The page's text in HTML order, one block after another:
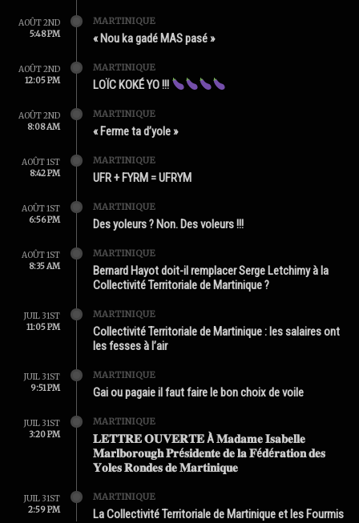
AOÛT 2ND
5:48 PM
MARTINIQUE
« Nou ka gadé MAS pasé »
AOÛT 2ND
12:05 PM
MARTINIQUE
LOÏC KOKÉ YO !!!
AOÛT 2ND
8:08 AM
MARTINIQUE
« Ferme ta d’yole »
AOÛT 1ST
8:42 PM
MARTINIQUE
UFR + FYRM = UFRYM
AOÛT 1ST
6:56 PM
MARTINIQUE
Des yoleurs ? Non. Des voleurs !!!
AOÛT 1ST
8:35 AM
MARTINIQUE
Bernard Hayot doit-il remplacer Serge Letchimy à la
Collectivité Territoriale de Martinique ?
JUIL 31ST
11:05 PM
MARTINIQUE
Collectivité Territoriale de Martinique : les salaires ont
les fesses à l’air
JUIL 31ST
9:51 PM
MARTINIQUE
Gai ou pagaie il faut faire le bon choix de voile
JUIL 31ST
3:20 PM
MARTINIQUE
𝐋𝐄𝐓𝐓𝐑𝐄 𝐎𝐔𝐕𝐄𝐑𝐓𝐄 À 𝐌𝐚𝐝𝐚𝐦𝐞 𝐈𝐬𝐚𝐛𝐞𝐥𝐥𝐞
𝐌𝐚𝐫𝐥𝐛𝐨𝐫𝐨𝐮𝐠𝐡 𝐏𝐫é𝐬𝐢𝐝𝐞𝐧𝐭𝐞 𝐝𝐞 𝐥𝐚 𝐅é𝐝é𝐫𝐚𝐭𝐢𝐨𝐧 𝐝𝐞𝐬
𝐘𝐨𝐥𝐞𝐬 𝐑𝐨𝐧𝐝𝐞𝐬 𝐝𝐞 𝐌𝐚𝐫𝐭𝐢𝐧𝐢𝐪𝐮𝐞
JUIL 31ST
2:59 PM
MARTINIQUE
La Collectivité Territoriale de Martinique et les Fourmis